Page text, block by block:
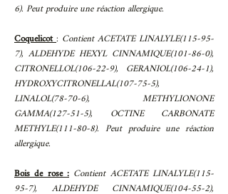
6). Peut produire une réaction allergique.
Coquelicot: Contient ACETATE LINALYLE(115-95-
7), ALDEHYDE HEXYL CINNAMIQUE(101-86-0),
CITRONELLOL(106-22-9), GERANIOL(106-24-1),
HYDROXYCITRONELLAL(107-75-5),
LINALOL(78-70-6), METHYLIONONE
GAMMA(127-51-5), OCTINE CARBONATE
METHYLE(111-80-8). Peut produire une réaction
allergique.
Bois de rose : Contient ACETATE LINALYLE(115-
95-7), ALDEHYDE CINNAMIQUE(104-55-2),